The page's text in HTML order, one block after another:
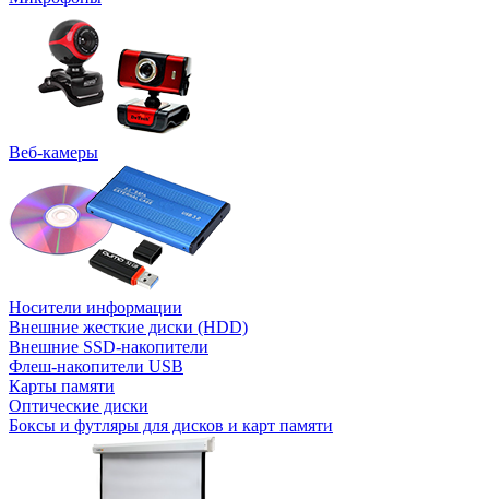
Веб-камеры
Носители информации
Внешние жесткие диски (HDD)
Внешние SSD-накопители
Флеш-накопители USB
Карты памяти
Оптические диски
Боксы и футляры для дисков и карт памяти